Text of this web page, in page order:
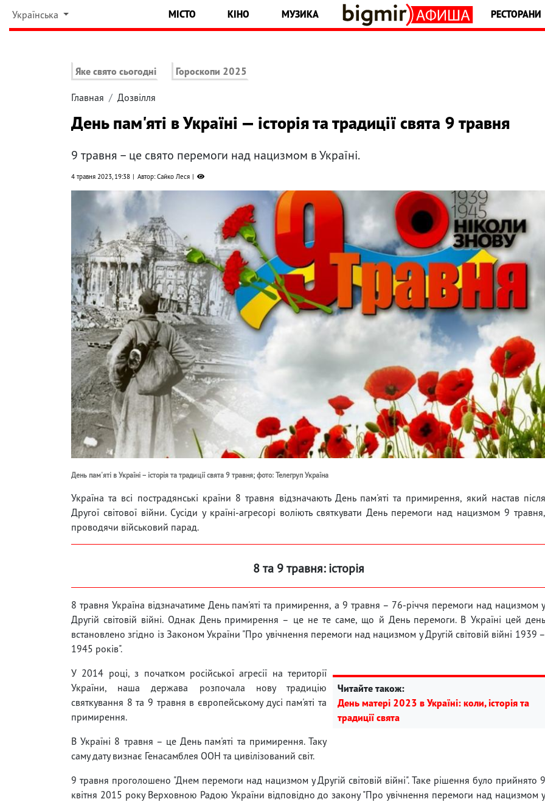
Українська МІСТО КІНО МУЗИКА РЕСТОРАНИ
Яке свято сьогодні Гороскопи 2025
Главная Дозвілля
День пам'яті в Україні — історія та традиції свята 9 травня
9 травня – це свято перемоги над нацизмом в Україні.
4 травня 2023, 19:38 Автор: Сайко Леся
День пам'яті в Україні – історія та традиції свята 9 травня; фото: Телегруп Україна
Україна та всі пострадянські країни 8 травня відзначають День пам'яті та примирення, який настав після
Другої світової війни. Сусіди у країні-агресорі воліють святкувати День перемоги над нацизмом 9 травня,
проводячи військовий парад.
8 та 9 травня: історія
8 травня Україна відзначатиме День пам'яті та примирення, а 9 травня – 76-річчя перемоги над нацизмом у
Другій світовій війні. Однак День примирення – це не те саме, що й День перемоги. В Україні цей день
встановлено згідно із Законом України "Про увічнення перемоги над нацизмом у Другій світовій війні 1939 –
1945 років".
Читайте також:
День матері 2023 в Україні: коли, історія та
традиції свята
У 2014 році, з початком російської агресії на території
України, наша держава розпочала нову традицію
святкування 8 та 9 травня в європейському дусі пам'яті та
примирення.
В Україні 8 травня – це День пам'яті та примирення. Таку
саму дату визнає Генасамблея ООН та цивілізований світ.
9 травня проголошено "Днем перемоги над нацизмом у Другій світовій війні". Таке рішення було прийнято 9
квітня 2015 року Верховною Радою України відповідно до закону "Про увічнення перемоги над нацизмом у